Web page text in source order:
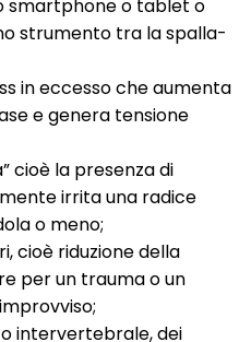
smartphone o tablet o
strumento tra la spalla-
in eccesso che aumenta
e genera tensione
cioè la presenza di
irrita una radice
o meno;
cioè riduzione della
per un trauma o un
intervertebrale, dei